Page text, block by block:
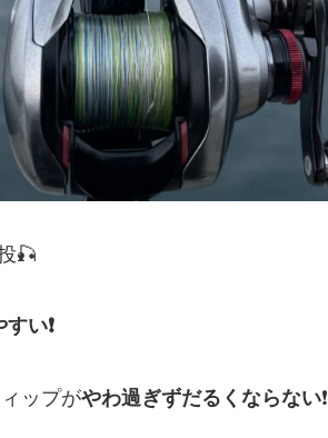
🎣
い❗️
ップがやわ過ぎずだるくならない❗️